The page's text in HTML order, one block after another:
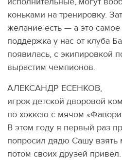
коньками на тренировку.
желание есть — а это
поддержка у нас от клуба
появилась, с экипировкой
вырастим чемпионов.
АЛЕКСАНДР ЕСЕНКОВ,
игрок детской дворовой
по хоккею с мячом
В этом году я первый раз
попросил дядю Сашу взять
потом своих друзей